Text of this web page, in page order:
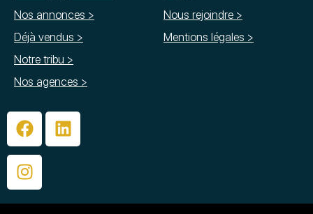
Nos annonces >
Déjà vendus >
Notre tribu >
Nos agences >
Nous rejoindre >
Mentions légales >